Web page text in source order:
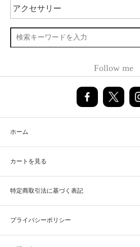
Follow me
ホーム
カートを見る
特定商取引法に基づく表記
プライバシーポリシー